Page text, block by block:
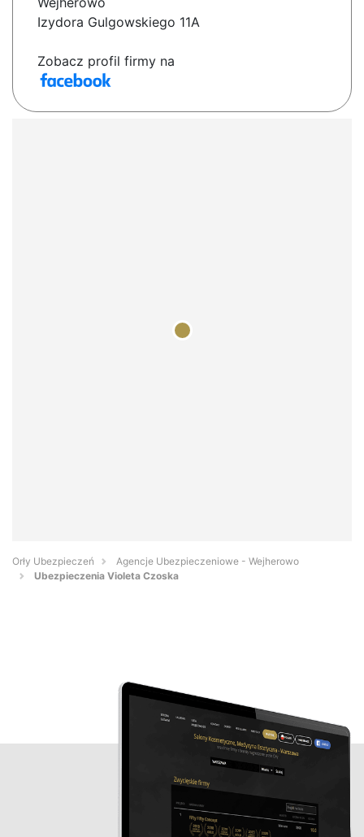
Izydora Gulgowskiego 11A
Zobacz profil firmy na
Orły Ubezpieczeń
Agencje Ubezpieczeniowe - Wejherowo
Ubezpieczenia Violeta Czoska